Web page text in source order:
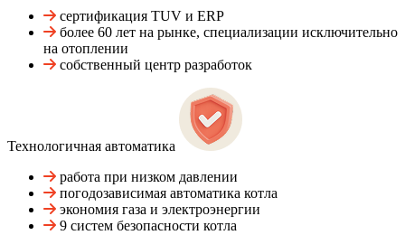
сертификация TUV и ERP
более 60 лет на рынке, специализации исключительно
на отоплении
собственный центр разработок
Технологичная автоматика
работа при низком давлении
погодозависимая автоматика котла
экономия газа и электроэнергии
9 систем безопасности котла